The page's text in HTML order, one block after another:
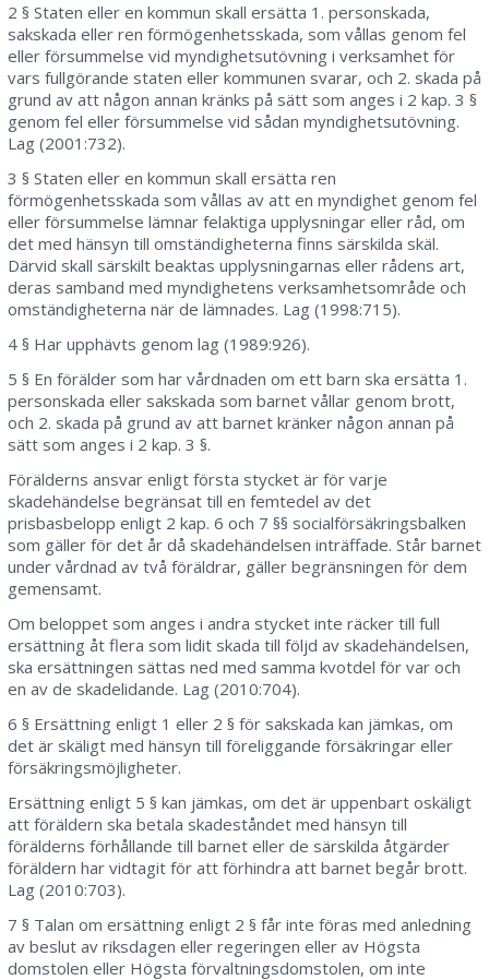
2 § Staten eller en kommun skall ersätta 1. personskada,
sakskada eller ren förmögenhetsskada, som vållas genom fel
eller försummelse vid myndighetsutövning i verksamhet för
vars fullgörande staten eller kommunen svarar, och 2. skada på
grund av att någon annan kränks på sätt som anges i 2 kap. 3 §
genom fel eller försummelse vid sådan myndighetsutövning.
Lag (2001:732).
3 § Staten eller en kommun skall ersätta ren
förmögenhetsskada som vållas av att en myndighet genom fel
eller försummelse lämnar felaktiga upplysningar eller råd, om
det med hänsyn till omständigheterna finns särskilda skäl.
Därvid skall särskilt beaktas upplysningarnas eller rådens art,
deras samband med myndighetens verksamhetsområde och
omständigheterna när de lämnades. Lag (1998:715).
4 § Har upphävts genom lag (1989:926).
5 § En förälder som har vårdnaden om ett barn ska ersätta 1.
personskada eller sakskada som barnet vållar genom brott,
och 2. skada på grund av att barnet kränker någon annan på
sätt som anges i 2 kap. 3 §.
Förälderns ansvar enligt första stycket är för varje
skadehändelse begränsat till en femtedel av det
prisbasbelopp enligt 2 kap. 6 och 7 §§ socialförsäkringsbalken
som gäller för det år då skadehändelsen inträffade. Står barnet
under vårdnad av två föräldrar, gäller begränsningen för dem
gemensamt.
Om beloppet som anges i andra stycket inte räcker till full
ersättning åt flera som lidit skada till följd av skadehändelsen,
ska ersättningen sättas ned med samma kvotdel för var och
en av de skadelidande. Lag (2010:704).
6 § Ersättning enligt 1 eller 2 § för sakskada kan jämkas, om
det är skäligt med hänsyn till föreliggande försäkringar eller
försäkringsmöjligheter.
Ersättning enligt 5 § kan jämkas, om det är uppenbart oskäligt
att föräldern ska betala skadeståndet med hänsyn till
förälderns förhållande till barnet eller de särskilda åtgärder
föräldern har vidtagit för att förhindra att barnet begår brott.
Lag (2010:703).
7 § Talan om ersättning enligt 2 § får inte föras med anledning
av beslut av riksdagen eller regeringen eller av Högsta
domstolen eller Högsta förvaltningsdomstolen, om inte